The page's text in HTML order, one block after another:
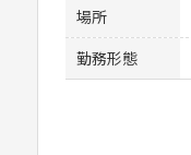
場所
勤務形態